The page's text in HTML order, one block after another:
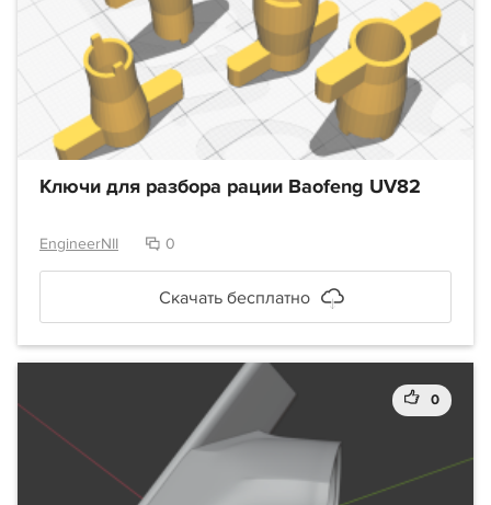
Ключи для разбора рации Baofeng UV82
EngineerNII 0
Скачать бесплатно
0